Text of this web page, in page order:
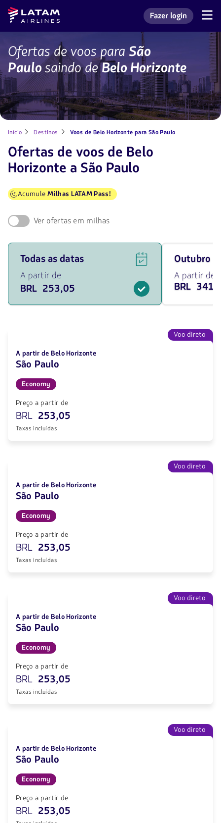
Voltar
menu.
Voltar ao
conteúdo
principal.
Navegação
de
usuário.
Latam
Airlines
Entrar na minha
Fazer login
Ofertas
voos
para
São
Paulo
saindo
de
Belo
Horizonte
com
LATAM
Ofertas de voos para São
Paulosaindo deBelo Horizonte
Início Destinos Voos de Belo Horizonte para São Paulo
Ofertas de voos de Belo
Horizonte a São Paulo
AcumuleMilhas LATAM Pass!
Ver ofertas em milhas
Ver
ofertas
de
voos
para
as
253.05
BRL.
Todas as datas
A partir de
BRL 253,05
Viaja
em
outubro
de
2026
341.05
outubro
A partir de
BRL
Voo direto
A partir de Belo Horizonte
São Paulo
Economy
Preço a partir de
BRL 253,05
Taxas incluídas
Voo direto
A partir de Belo Horizonte
São Paulo
Economy
Preço a partir de
BRL 253,05
Taxas incluídas
Voo direto
A partir de Belo Horizonte
São Paulo
Economy
Preço a partir de
BRL 253,05
Taxas incluídas
Voo direto
A partir de Belo Horizonte
São Paulo
Economy
Preço a partir de
BRL 253,05